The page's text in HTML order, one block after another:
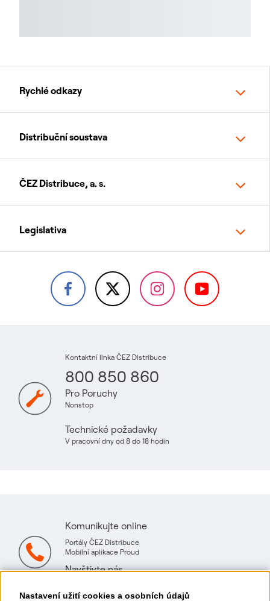
Nastavení užití cookies a osobních údajů
Rychlé odkazy
Distribuční soustava
ČEZ Distribuce, a. s.
Legislativa
Kontaktní linka ČEZ Distribuce
800 850 860
Pro Poruchy
Nonstop
Technické požadavky
V pracovní dny od 8 do 18 hodin
Komunikujte online
Portály ČEZ Distribuce
Mobilní aplikace Proud
Navštivte nás